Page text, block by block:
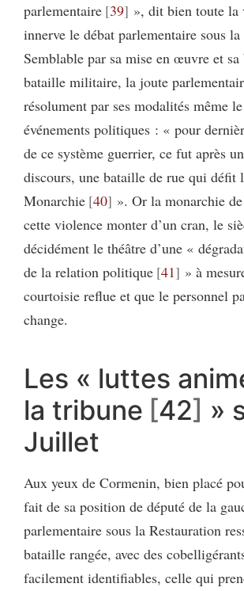
parlementaire 39 », dit bien toute la
innerve le débat parlementaire sous
Semblable par sa mise en œuvre et
bataille militaire, la joute
résolument par ses modalités même
événements politiques : « pour
de ce système guerrier, ce fut après
discours, une bataille de rue qui défit
Monarchie 40 ». Or la monarchie
cette violence monter d’un cran, le
décidément le théâtre d’une «
de la relation politique 41
» à
courtoisie reflue et que le personnel
change.
Les « luttes
la tribune 42
»
Juillet
Aux yeux de Cormenin, bien placé
fait de sa position de député de la
parlementaire sous la Restauration
bataille rangée, avec des
facilement identifiables, celle qui